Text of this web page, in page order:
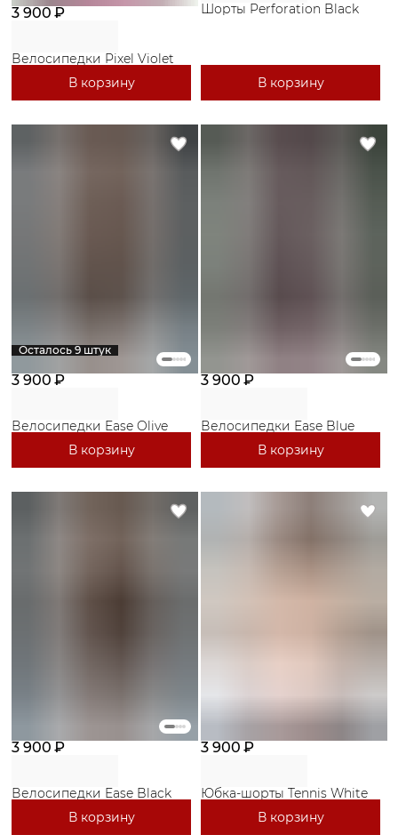
3 900 ₽
Велосипедки Pixel Violet
В корзину
Шорты Perforation Black
В корзину
Осталось 9 штук
3 900 ₽
Велосипедки Ease Olive
В корзину
3 900 ₽
Велосипедки Ease Blue
В корзину
3 900 ₽
Велосипедки Ease Black
В корзину
3 900 ₽
Юбка-шорты Tennis White
В корзину